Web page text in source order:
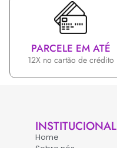
PARCELE EM ATÉ
12X no cartão de crédito
INSTITUCIONAL
Home